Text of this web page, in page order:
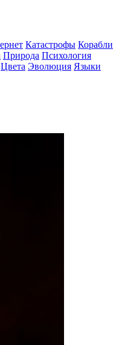
Катастрофы Корабли
Природа Психология
Цвета Эволюция Языки